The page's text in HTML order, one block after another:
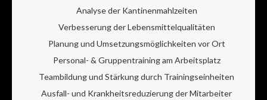
Analyse der Kantinenmahlzeiten
Verbesserung der Lebensmittelqualitäten
Planung und Umsetzungsmöglichkeiten vor Ort
Personal- & Gruppentraining am Arbeitsplatz
Teambildung und Stärkung durch Trainingseinheiten
Ausfall- und Krankheitsreduzierung der Mitarbeiter